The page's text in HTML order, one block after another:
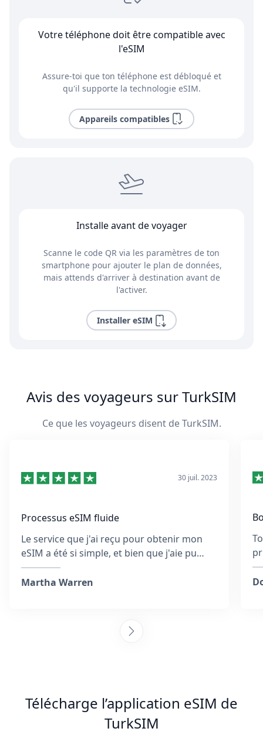
Votre téléphone doit être compatible avec
l'eSIM
Assure-toi que ton téléphone est débloqué et
qu'il supporte la technologie eSIM.
Appareils compatibles
Installe avant de voyager
Scanne le code QR via les paramètres de ton
smartphone pour ajouter le plan de données,
mais attends d'arriver à destination avant de
l'activer.
Installer eSIM
Avis des voyageurs sur TurkSIM
Ce que les voyageurs disent de TurkSIM.
30 juil. 2023
Processus eSIM fluide
Le service que j'ai reçu pour obtenir mon
eSIM a été si simple, et bien que j'aie pu
entrer une mauvaise adresse e-mail,
l'équipe a répondu rapidement et a été utile
ce que je sois connecté. Collectionner des
cartes SIM à chaque destination est
vivement cette équipe! :)
Martha Warren
Télécharge l’application eSIM de
TurkSIM